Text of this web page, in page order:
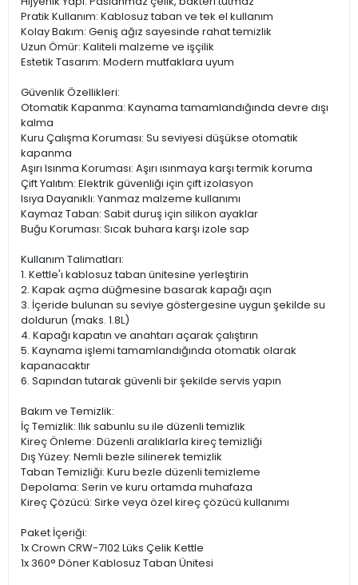
Pratik Kullanım: Kablosuz taban ve tek el kullanım
Kolay Bakım: Geniş ağız sayesinde rahat temizlik
Uzun Ömür: Kaliteli malzeme ve işçilik
Estetik Tasarım: Modern mutfaklara uyum
Güvenlik Özellikleri:
Otomatik Kapanma: Kaynama tamamlandığında devre dışı
kalma
Kuru Çalışma Koruması: Su seviyesi düşükse otomatik
kapanma
Aşırı Isınma Koruması: Aşırı ısınmaya karşı termik koruma
Çift Yalıtım: Elektrik güvenliği için çift izolasyon
Isıya Dayanıklı: Yanmaz malzeme kullanımı
Kaymaz Taban: Sabit duruş için silikon ayaklar
Buğu Koruması: Sıcak buhara karşı izole sap
Kullanım Talimatları:
1. Kettle'ı kablosuz taban ünitesine yerleştirin
2. Kapak açma düğmesine basarak kapağı açın
3. İçeride bulunan su seviye göstergesine uygun şekilde su
doldurun (maks. 1.8L)
4. Kapağı kapatın ve anahtarı açarak çalıştırın
5. Kaynama işlemi tamamlandığında otomatik olarak
kapanacaktır
6. Sapından tutarak güvenli bir şekilde servis yapın
Bakım ve Temizlik:
İç Temizlik: Ilık sabunlu su ile düzenli temizlik
Kireç Önleme: Düzenli aralıklarla kireç temizliği
Dış Yüzey: Nemli bezle silinerek temizlik
Taban Temizliği: Kuru bezle düzenli temizleme
Depolama: Serin ve kuru ortamda muhafaza
Kireç Çözücü: Sirke veya özel kireç çözücü kullanımı
Paket İçeriği:
1x Crown CRW-7102 Lüks Çelik Kettle
1x 360° Döner Kablosuz Taban Ünitesi